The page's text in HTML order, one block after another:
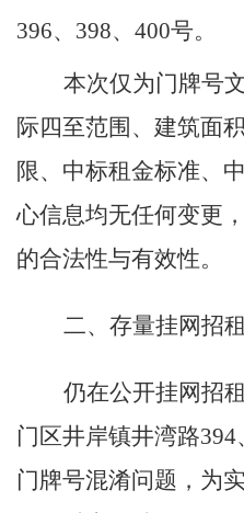
396、 398、 400号。
本次仅为门牌号
际四至范围、建筑面
限、中标租金标准、
心信息均无任何变更
的合法性与有效性。
二、存量挂网招
仍在公开挂网招
门区井岸镇井湾路394
门牌号混淆问题，为